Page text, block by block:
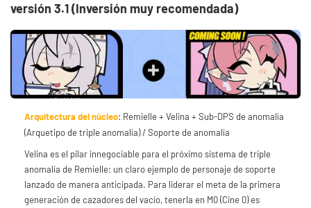
versión 3.1 (Inversión muy recomendada)
Arquitectura del núcleo: Remielle + Velina + Sub-DPS de anomalía
(Arquetipo de triple anomalía) / Soporte de anomalía
Velina es el pilar innegociable para el próximo sistema de triple
anomalía de Remielle; un claro ejemplo de personaje de soporte
lanzado de manera anticipada. Para liderar el meta de la primera
generación de cazadores del vacío, tenerla en M0 (Cine 0) es